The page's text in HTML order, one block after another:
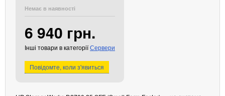
Кабелі та роз'єми
Аксесуари
Павербанки
Немає в наявності
6 940 грн.
Інші товари в категоріїСервери
Повідомте, коли з'явиться